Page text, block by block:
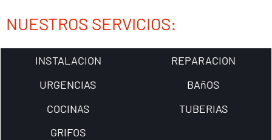
NUESTROS SERVICIOS:
INSTALACION
REPARACION
URGENCIAS
BAñOS
COCINAS
TUBERIAS
GRIFOS